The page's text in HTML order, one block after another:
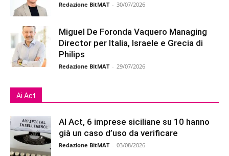
Redazione BitMAT - 30/07/2026
Miguel De Foronda Vaquero Managing
Director per Italia, Israele e Grecia di
Philips
Redazione BitMAT - 29/07/2026
Ai Act
AI Act, 6 imprese siciliane su 10 hanno
già un caso d’uso da verificare
Redazione BitMAT - 03/08/2026